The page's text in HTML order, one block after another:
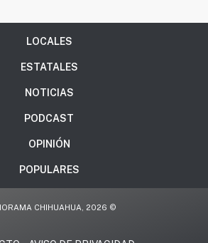
LOCALES
ESTATALES
NOTICIAS
PODCAST
OPINIÓN
POPULARES
CHIHUAHUA, 2026 ©